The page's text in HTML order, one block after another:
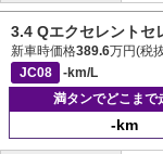
3.4 Qエクセレントセ
新車時価格389.6万円(税
JC08
-km/L
満タンでどこまで
-km